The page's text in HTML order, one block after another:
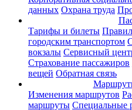
данных Охрана труда
Тарифы и билеты
городским транспортом
вокзалы Сервисный
Страхование пассажиров
вещей Обратная связь
Изменения маршрутов
маршруты Специальные